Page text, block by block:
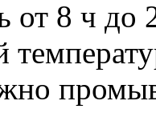
от 8 ч до